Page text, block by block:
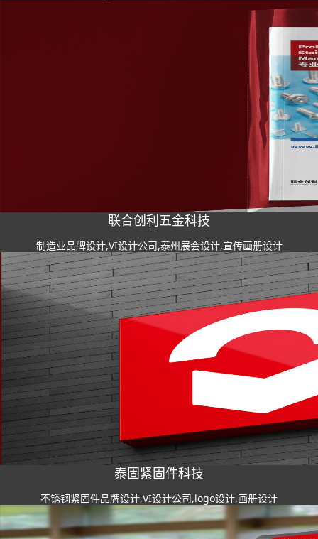
联合创利五金科技
制造业品牌设计,VI设计公司,泰州展会设计,宣传画册设计
泰固紧固件科技
不锈钢紧固件品牌设计,VI设计公司,logo设计,画册设计